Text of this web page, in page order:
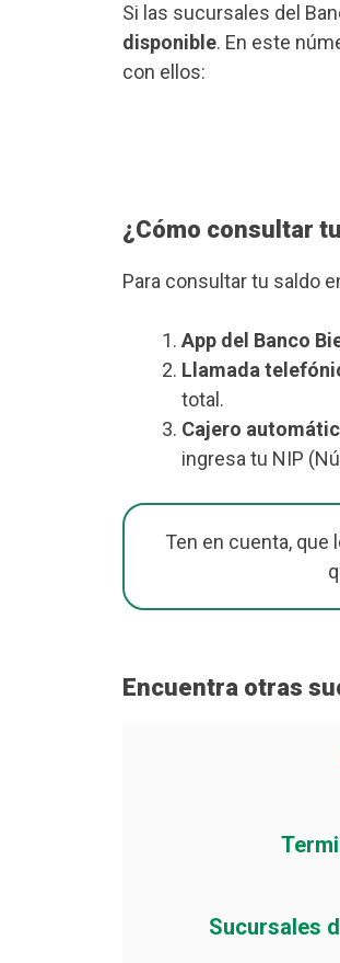
Si las sucursales del
disponible. En este
con ellos:
¿Cómo consultar
Para consultar tu saldo
App del Banco
Llamada
total.
Cajero
ingresa tu NIP
Ten en cuenta, que
Encuentra otras
Sucursales